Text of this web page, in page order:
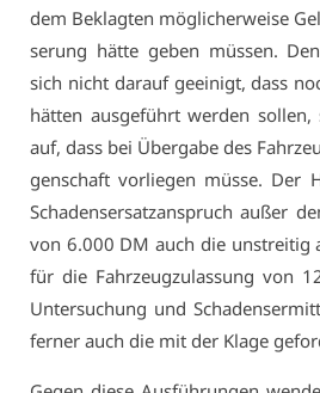
dem Be­klag­ten mög­li­cher­wei­se
se­rung hät­te ge­ben müs­sen.
sich nicht dar­auf ge­ei­nigt, dass
hät­ten aus­ge­führt wer­den
auf, dass bei Über­ga­be des
gen­schaft vor­lie­gen müs­se. Der
Scha­dens­er­satz­an­spruch au­ßer
von 6.000 DM auch die un­strei­tig
für die Fahr­zeug­zu­las­sung von
Un­ter­su­chung und
fer­ner auch die mit der Kla­ge